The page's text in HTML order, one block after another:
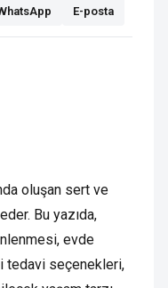
E-posta
oluşan sert ve
Bu yazıda,
evde
tedavi seçenekleri,